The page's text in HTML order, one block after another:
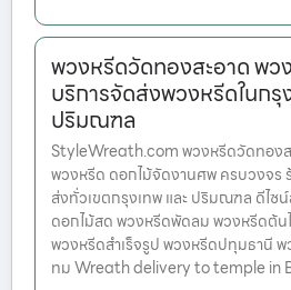
พวงหรีดวัดทองสะอาด พว
บริการจัดส่งพวงหรีดในกรุ
ปริมณฑล
StyleWreath.com พวงหรีดวัดทองส
พวงหรีด ดอกไม้จัดงานศพ ครบวงจร
ส่งทั่วเขตกรุงเทพ และ ปริมณฑล ดีไซ
ดอกไม้สด พวงหรีดพัดลม พวงหรีดต้น
พวงหรีดสำเร็จรูป พวงหรีดปทุมธานี
ทม Wreath delivery to temple in